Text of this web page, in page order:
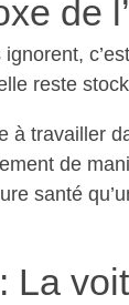
de
reste
à travailler
de
santé
La